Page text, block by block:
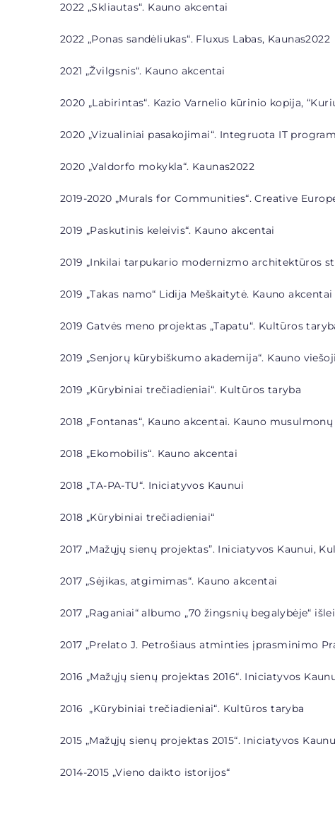
2022 „Skliautas“. Kauno akcentai
2022 „Ponas sandėliukas“. Fluxus Labas, Kaunas2022
2021 „Žvilgsnis“. Kauno akcentai
2020 „Labirintas“. Kazio Varnelio kūrinio kopija,
2020 „Vizualiniai pasakojimai“. Integruota IT
2020 „Valdorfo mokykla“. Kaunas2022
2019-2020 „Murals for Communities“. Creative
2019 „Paskutinis keleivis“. Kauno akcentai
2019 „Inkilai tarpukario modernizmo architektūros
2019 „Takas namo“ Lidija Meškaitytė. Kauno akcentai
2019 Gatvės meno projektas „Tapatu“. Kultūros
2019 „Senjorų kūrybiškumo akademija“. Kauno
2019 „Kūrybiniai trečiadieniai“. Kultūros taryba
2018 „Fontanas“, Kauno akcentai. Kauno
2018 „Ekomobilis“. Kauno akcentai
2018 „TA-PA-TU“. Iniciatyvos Kaunui
2018 „Kūrybiniai trečiadieniai“
2017 „Mažųjų sienų projektas”. Iniciatyvos Kaunui,
2017 „Sėjikas, atgimimas“. Kauno akcentai
2017 „Raganiai“albumo „70 žingsnių begalybėje“
2017 „Prelato J. Petrošiaus atminties įprasminimo
2016 „Mažųjų sienų projektas 2016“. Iniciatyvos
2016 „Kūrybiniai trečiadieniai“. Kultūros taryba
2015 „Mažųjų sienų projektas 2015“. Iniciatyvos
2014-2015 „Vieno daikto istorijos“